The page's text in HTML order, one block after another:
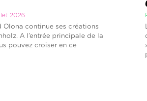
2026
Olona continue ses créations
A l’entrée principale de la
pouvez croiser en ce